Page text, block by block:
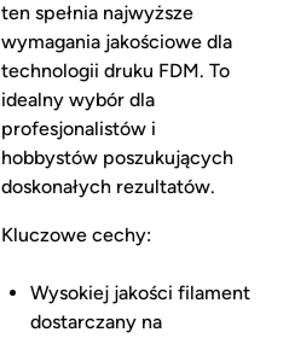
ten spełnia najwyższe
wymagania jakościowe dla
technologii druku FDM. To
idealny wybór dla
profesjonalistów i
hobbystów poszukujących
doskonałych rezultatów.
Kluczowe cechy:
Wysokiej jakości filament
dostarczany na